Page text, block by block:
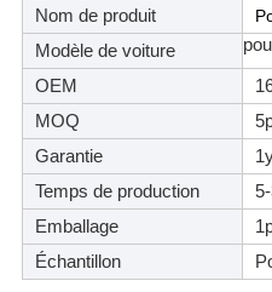
Nom de produit
Modèle de voiture
OEM
MOQ
Garantie
Temps de production
Emballage
Échantillon